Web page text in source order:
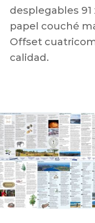
desplegables 91
papel couché
Offset
calidad.